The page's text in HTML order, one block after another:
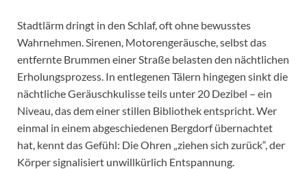
Stadtlärm dringt in den Schlaf, oft ohne bewusstes
Wahrnehmen. Sirenen, Motorengeräusche, selbst das
entfernte Brummen einer Straße belasten den nächtlichen
Erholungsprozess. In entlegenen Tälern hingegen sinkt die
nächtliche Geräuschkulisse teils unter 20 Dezibel – ein
Niveau, das dem einer stillen Bibliothek entspricht. Wer
einmal in einem abgeschiedenen Bergdorf übernachtet
hat, kennt das Gefühl: Die Ohren „ziehen sich zurück“, der
Körper signalisiert unwillkürlich Entspannung.